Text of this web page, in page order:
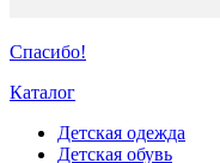
Спасибо!
Каталог
Детская одежда
Детская обувь